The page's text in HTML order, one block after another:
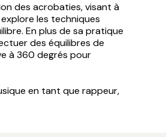
des acrobaties, visant à
les techniques
En plus de sa pratique
des équilibres de
à 360 degrés pour
en tant que rappeur,